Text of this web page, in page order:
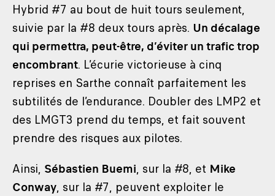
Hybrid #7 au bout de huit tours seulement,
suivie par la #8 deux tours après. Un décalage
qui permettra, peut-être, d’éviter un trafic trop
encombrant. L’écurie victorieuse à cinq
reprises en Sarthe connaît parfaitement les
subtilités de l’endurance. Doubler des LMP2 et
des LMGT3 prend du temps, et fait souvent
prendre des risques aux pilotes.
Ainsi, Sébastien Buemi, sur la #8, et Mike
Conway, sur la #7, peuvent exploiter le